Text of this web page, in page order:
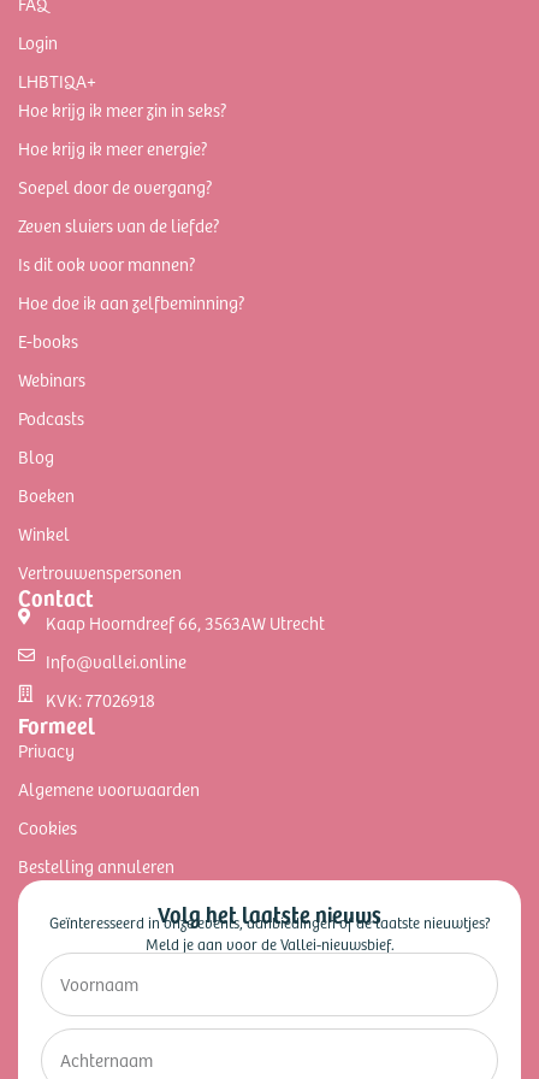
Login
LHBTIQA+
Hoe krijg ik meer zin in seks?
Hoe krijg ik meer energie?
Soepel door de overgang?
Zeven sluiers van de liefde?
Is dit ook voor mannen?
Hoe doe ik aan zelfbeminning?
E-books
Webinars
Podcasts
Blog
Boeken
Winkel
Vertrouwenspersonen
Contact
Kaap Hoorndreef 66, 3563AW Utrecht
Info@vallei.online
KVK: 77026918
Formeel
Privacy
Algemene voorwaarden
Cookies
Bestelling annuleren
Volg het laatste nieuws
Geïnteresseerd in onze events, aanbiedingen of de laatste nieuwtjes?
Meld je aan voor de Vallei-nieuwsbief.